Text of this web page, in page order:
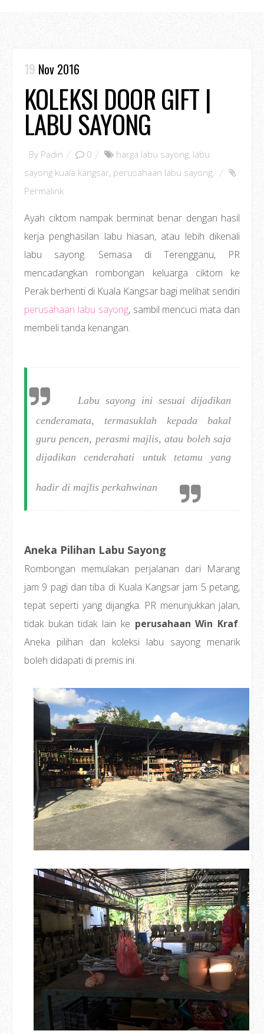
19 Nov 2016
KOLEKSI DOOR GIFT |
LABU SAYONG
By Padin 0 harga labu sayong, labu
sayong kuala kangsar, perusahaan labu sayong,
Permalink
Ayah ciktom nampak berminat benar dengan hasil
kerja penghasilan labu hiasan, atau lebih dikenali
labu sayong. Semasa di Terengganu, PR
mencadangkan rombongan keluarga ciktom ke
Perak berhenti di Kuala Kangsar bagi melihat sendiri
perusahaan labu sayong, sambil mencuci mata dan
membeli tanda kenangan.
Labu sayong ini sesuai dijadikan
cenderamata, termasuklah kepada bakal
guru pencen, perasmi majlis, atau boleh saja
dijadikan cenderahati untuk tetamu yang
hadir di majlis perkahwinan
Aneka Pilihan Labu Sayong
Rombongan memulakan perjalanan dari Marang
jam 9 pagi dan tiba di Kuala Kangsar jam 5 petang,
tepat seperti yang dijangka. PR menunjukkan jalan,
tidak bukan tidak lain ke perusahaan Win Kraf.
Aneka pilihan dan koleksi labu sayong menarik
boleh didapati di premis ini.